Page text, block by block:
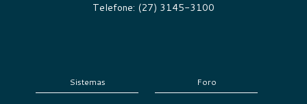
Telefone: (27) 3145-3100
Sistemas Foro